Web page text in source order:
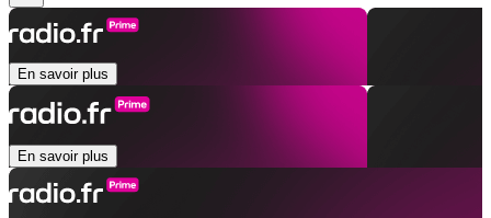
En savoir plus
En savoir plus